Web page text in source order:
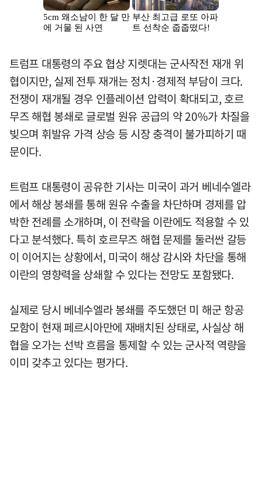
트럼프 대통령의 주요 협상 지렛대는 군사작전 재개 위
협이지만, 실제 전투 재개는 정치·경제적 부담이 크다.
전쟁이 재개될 경우 인플레이션 압력이 확대되고, 호르
무즈 해협 봉쇄로 글로벌 원유 공급의 약 20%가 차질을
빚으며 휘발유 가격 상승 등 시장 충격이 불가피하기 때
문이다.
트럼프 대통령이 공유한 기사는 미국이 과거 베네수엘라
에서 해상 봉쇄를 통해 원유 수출을 차단하며 경제를 압
박한 전례를 소개하며, 이 전략을 이란에도 적용할 수 있
다고 분석했다. 특히 호르무즈 해협 문제를 둘러싼 갈등
이 이어지는 상황에서, 미국이 해상 감시와 차단을 통해
이란의 영향력을 상쇄할 수 있다는 전망도 포함됐다.
실제로 당시 베네수엘라 봉쇄를 주도했던 미 해군 항공
모함이 현재 페르시아만에 재배치된 상태로, 사실상 해
협을 오가는 선박 흐름을 통제할 수 있는 군사적 역량을
이미 갖추고 있다는 평가다.